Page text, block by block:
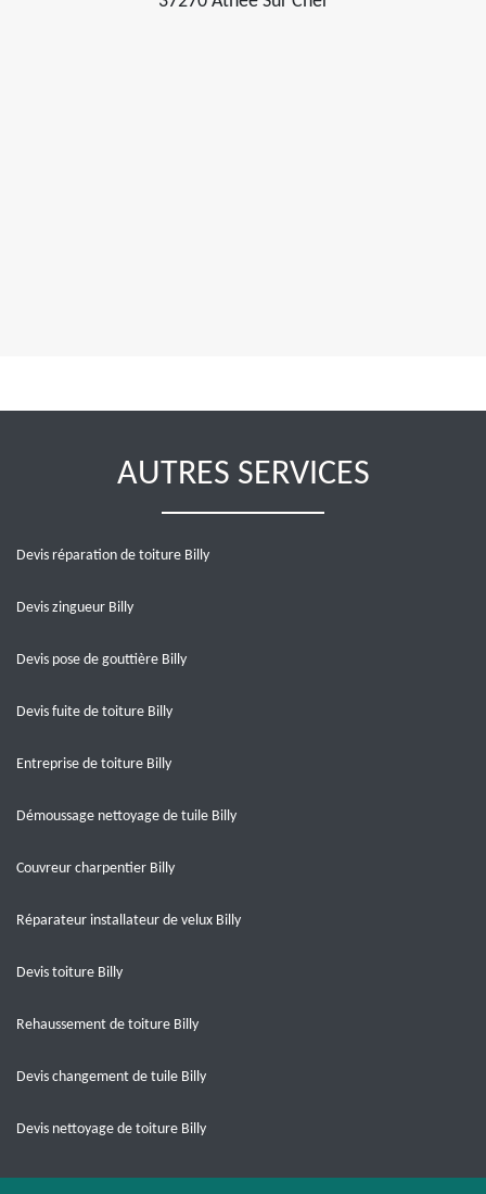
AUTRES SERVICES
Devis réparation de toiture Billy
Devis zingueur Billy
Devis pose de gouttière Billy
Devis fuite de toiture Billy
Entreprise de toiture Billy
Démoussage nettoyage de tuile Billy
Couvreur charpentier Billy
Réparateur installateur de velux Billy
Devis toiture Billy
Rehaussement de toiture Billy
Devis changement de tuile Billy
Devis nettoyage de toiture Billy